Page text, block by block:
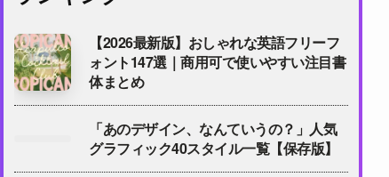
【2026最新版】おしゃれな英語フリーフ
ォント147選｜商用可で使いやすい注目書
体まとめ
「あのデザイン、なんていうの？」人気
グラフィック40スタイル一覧【保存版】